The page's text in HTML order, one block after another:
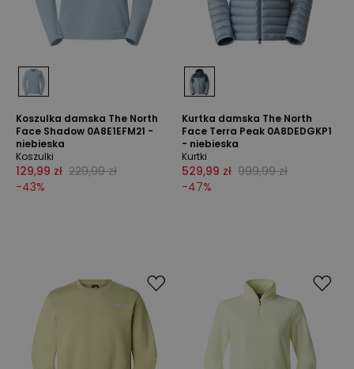
Koszulka damska The North
Face Shadow 0A8E1EFM21 -
niebieska
Koszulki
129,99 zł 229,99 zł
-43%
Kurtka damska The North
Face Terra Peak 0A8DEDGKP1
- niebieska
Kurtki
529,99 zł 999,99 zł
-47%